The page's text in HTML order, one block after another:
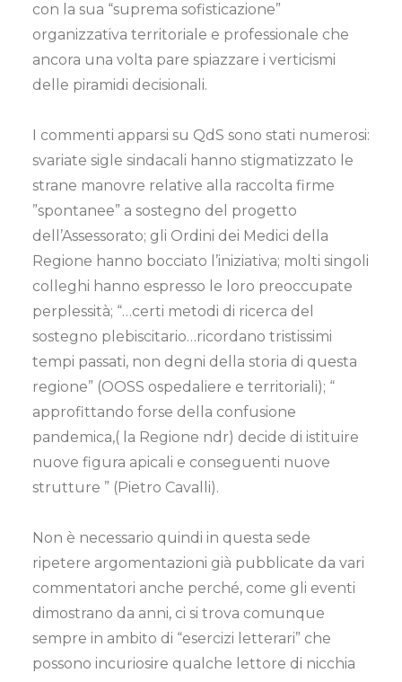
con la sua “suprema sofisticazione”
organizzativa territoriale e professionale che
ancora una volta pare spiazzare i verticismi
delle piramidi decisionali.
I commenti apparsi su QdS sono stati numerosi:
svariate sigle sindacali hanno stigmatizzato le
strane manovre relative alla raccolta firme
”spontanee” a sostegno del progetto
dell’Assessorato; gli Ordini dei Medici della
Regione hanno bocciato l’iniziativa; molti singoli
colleghi hanno espresso le loro preoccupate
perplessità; “…certi metodi di ricerca del
sostegno plebiscitario…ricordano tristissimi
tempi passati, non degni della storia di questa
regione” (OOSS ospedaliere e territoriali); “
approfittando forse della confusione
pandemica,( la Regione ndr) decide di istituire
nuove figura apicali e conseguenti nuove
strutture ” (Pietro Cavalli).
Non è necessario quindi in questa sede
ripetere argomentazioni già pubblicate da vari
commentatori anche perché, come gli eventi
dimostrano da anni, ci si trova comunque
sempre in ambito di “esercizi letterari” che
possono incuriosire qualche lettore di nicchia